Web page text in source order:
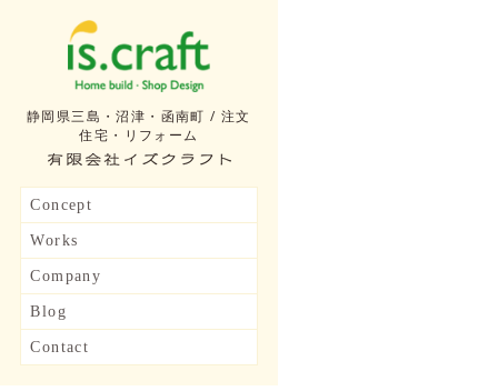
静岡県三島・沼津・函南町 / 注文
住宅・リフォーム
Concept
Works
Company
Blog
Contact